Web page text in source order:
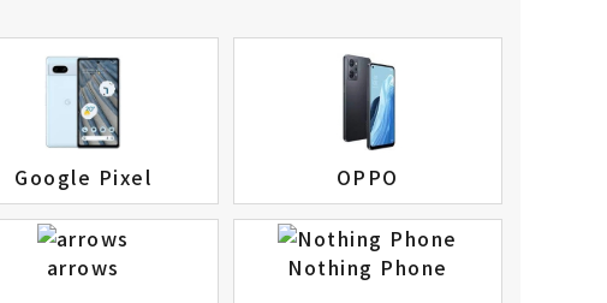
Google Pixel OPPO
arrows Nothing Phone